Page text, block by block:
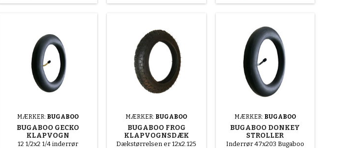
MÆRKER: BUGABOO
BUGABOO GECKO
KLAPVOGN
BAGLUFTKAMMER
12 1/2x2 1/4 inderrør
MÆRKER: BUGABOO
BUGABOO FROG
KLAPVOGNSDÆK
Dækstørrelsen er 12x2.125
MÆRKER: BUGABOO
BUGABOO DONKEY
STROLLER
BAGLUFTKAMMER
Inderrør 47x203 Bugaboo